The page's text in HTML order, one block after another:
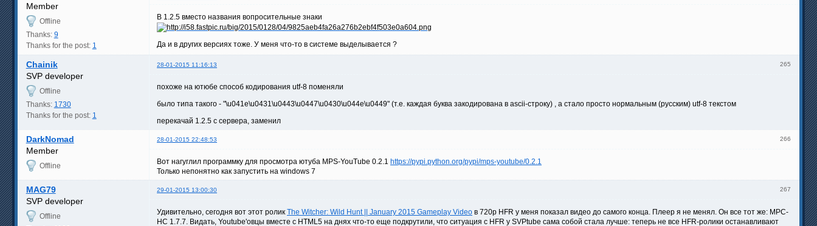
Member
Offline
Thanks: 9
Thanks for the post: 1
В 1.2.5 вместо названия вопросительные знаки
Да и в других версиях тоже. У меня что-то в системе выделывается ?
265
Chainik 28-01-2015 11:16:13
SVP developer
Offline
Thanks: 1730
Thanks for the post: 1
похоже на ютюбе способ кодирования utf-8 поменяли
было типа такого - "\u041e\u0431\u0443\u0447\u0430\u044e\u0449" (т.е. каждая буква закодирована в ascii-строку) , а стало просто нормальным (русским) utf-8 текстом
перекачай 1.2.5 c сервера, заменил
266
DarkNomad 28-01-2015 22:48:53
Member
Offline Вот нагуглил программку для просмотра ютуба MPS-YouTube 0.2.1 https://pypi.python.org/pypi/mps-youtube/0.2.1
Только непонятно как запустить на windows 7
267
MAG79 29-01-2015 13:00:30
SVP developer
Offline
Удивительно, сегодня вот этот ролик The Witcher: Wild Hunt || January 2015 Gameplay Video в 720p HFR у меня показал видео до самого конца. Плеер я не менял. Он все тот же: MPC-
HC 1.7.7. Видать, Youtube'овцы вместе с HTML5 на днях что-то еще подкрутили, что ситуация с HFR у SVPtube сама собой стала лучше: теперь не все HFR-ролики останавливают